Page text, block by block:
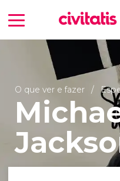
O que ver e fazer